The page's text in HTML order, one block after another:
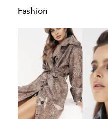
Fashion